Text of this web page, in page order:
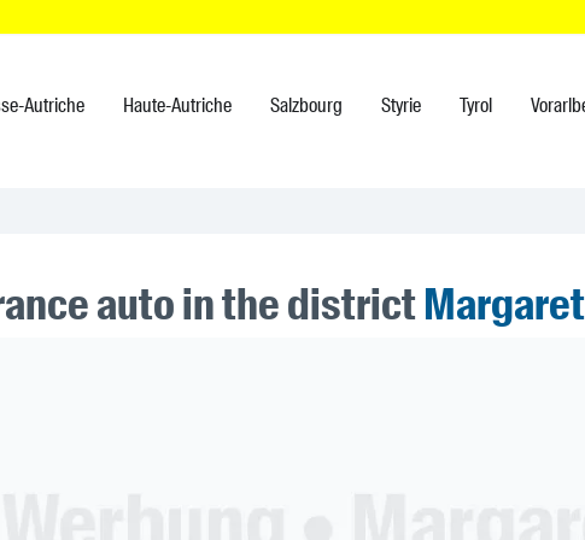
Autriche Haute-Autriche Salzbourg Styrie Tyrol
auto in the district